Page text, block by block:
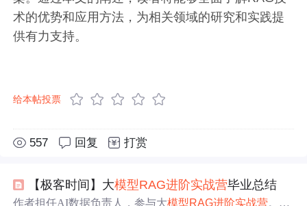
术的优势和应用方法，为相关领域的研究和实践提
供有力支持。
给本帖投票
557 回复 打赏
【极客时间】大模型RAG进阶实战营毕业总结
作者担任AI数据负责人，参与大模型RAG进阶实战营。学